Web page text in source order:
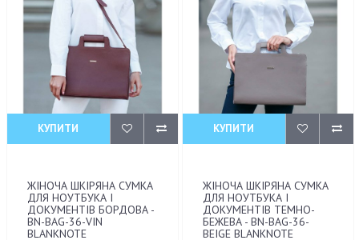
КУПИТИ
ЖІНОЧА ШКІРЯНА СУМКА
ДЛЯ НОУТБУКА І
ДОКУМЕНТІВ БОРДОВА -
BN-BAG-36-VIN
BLANKNOTE
КУПИТИ
ЖІНОЧА ШКІРЯНА СУМКА
ДЛЯ НОУТБУКА І
ДОКУМЕНТІВ ТЕМНО-
БЕЖЕВА - BN-BAG-36-
BEIGE BLANKNOTE